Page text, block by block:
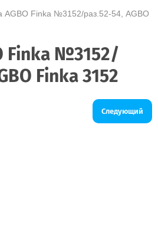
AGBO Finka №3152/раз.52-54, AGBO
Finka №3152/
Finka 3152
Следующий